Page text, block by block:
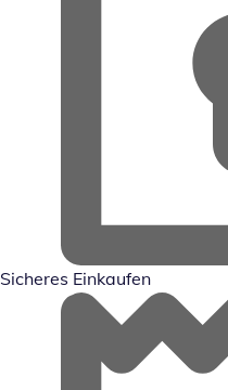
Sicheres Einkaufen